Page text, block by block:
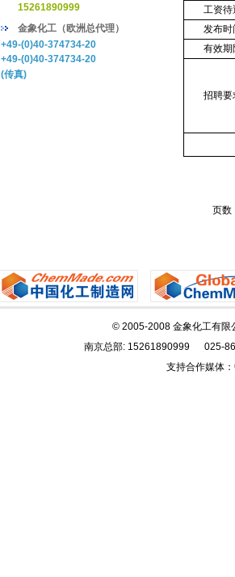
15261890999
金象化工（欧洲总代理）
+49-(0)40-374734-20
+49-(0)40-374734-20
(传真)
工资待
发布时
有效期
招聘要
页数
© 2005-2008 金象化工有限
南京总部: 15261890999 025-
支持合作媒体：